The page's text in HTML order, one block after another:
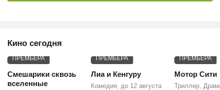
Кино сегодня
ПРЕМЬЕРА
Смешарики сквозь
вселенные
ПРЕМЬЕРА
Лиа и Кенгуру
Комедия, до 12 августа
ПРЕМЬЕРА
Мотор Сити
Триллер,